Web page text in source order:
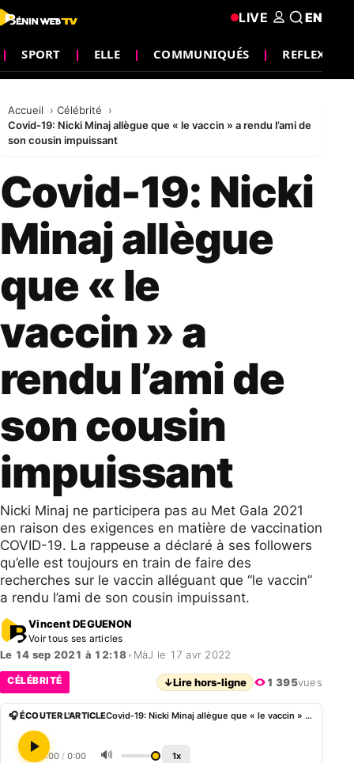
SPORT ELLE COMMUNIQUÉS REFLEXION
LIVE EN
Accueil
Célébrité
Covid-19: Nicki Minaj allègue que « le vaccin » a rendu l’ami de
son cousin impuissant
Covid-19: Nicki
Minaj allègue
que « le
vaccin » a
rendu l’ami de
son cousin
impuissant
Nicki Minaj ne participera pas au Met Gala 2021
en raison des exigences en matière de vaccination
COVID-19. La rappeuse a déclaré à ses followers
qu’elle est toujours en train de faire des
recherches sur le vaccin alléguant que “le vaccin”
a rendu l’ami de son cousin impuissant.
Vincent DEGUENON
Voir tous ses articles
Le 14 sep 2021 à 12:18• MàJ le 17 avr 2022
CÉLÉBRITÉ ↓Lire hors-ligne 1 395vues
🎧 ÉCOUTER L'ARTICLE Covid-19: Nicki Minaj allègue que « le vaccin » a rendu l’ami de son cousin impuissant
0:00 / 0:00 🔊 1x